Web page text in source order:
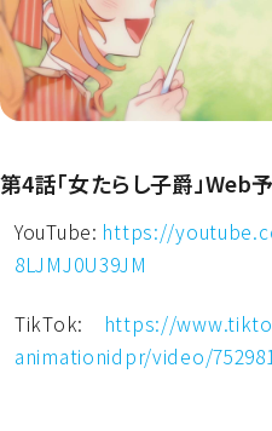
第4話「女たらし子爵」Web
YouTube: https://
8LJMJ0U39JM
TikTok:
https://
animationidpr/video/